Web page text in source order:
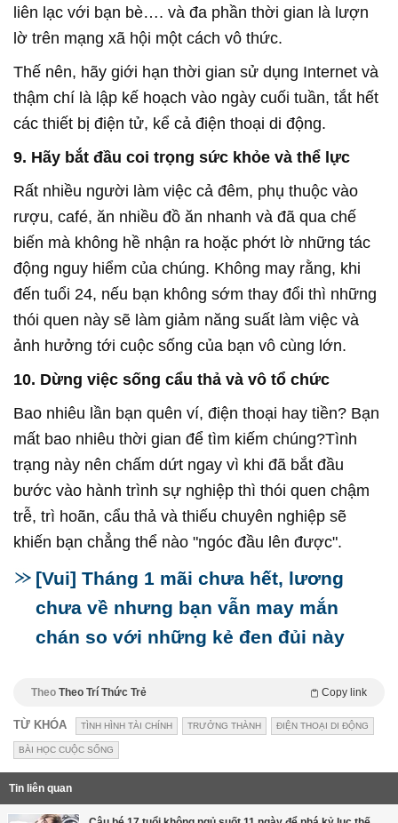
liên lạc với bạn bè…. và đa phần thời gian là lượn
lờ trên mạng xã hội một cách vô thức.
Thế nên, hãy giới hạn thời gian sử dụng Internet và
thậm chí là lập kế hoạch vào ngày cuối tuần, tắt hết
các thiết bị điện tử, kể cả điện thoại di động.
9. Hãy bắt đầu coi trọng sức khỏe và thể lực
Rất nhiều người làm việc cả đêm, phụ thuộc vào
rượu, café, ăn nhiều đồ ăn nhanh và đã qua chế
biến mà không hề nhận ra hoặc phớt lờ những tác
động nguy hiểm của chúng. Không may rằng, khi
đến tuổi 24, nếu bạn không sớm thay đổi thì những
thói quen này sẽ làm giảm năng suất làm việc và
ảnh hưởng tới cuộc sống của bạn vô cùng lớn.
10. Dừng việc sống cẩu thả và vô tổ chức
Bao nhiêu lần bạn quên ví, điện thoại hay tiền? Bạn
mất bao nhiêu thời gian để tìm kiếm chúng?Tình
trạng này nên chấm dứt ngay vì khi đã bắt đầu
bước vào hành trình sự nghiệp thì thói quen chậm
trễ, trì hoãn, cẩu thả và thiếu chuyên nghiệp sẽ
khiến bạn chẳng thể nào "ngóc đầu lên được".
[Vui] Tháng 1 mãi chưa hết, lương
chưa về nhưng bạn vẫn may mắn
chán so với những kẻ đen đủi này
Theo Theo Trí Thức Trẻ Copy link
TỪ KHÓA TÌNH HÌNH TÀI CHÍNH TRƯỞNG THÀNH ĐIỆN THOẠI DI ĐỘNG
BÀI HỌC CUỘC SỐNG
Tin liên quan